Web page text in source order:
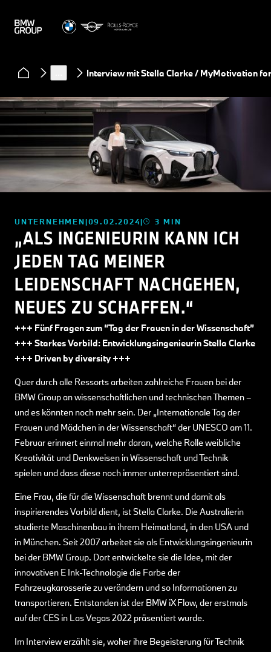
NewsInterview mit Stella Clarke / MyMotivation
UNTERNEHMEN 09.02.2024 3 MIN
„ALS INGENIEURIN KANN ICH
JEDEN TAG MEINER
LEIDENSCHAFT NACHGEHEN,
NEUES ZU SCHAFFEN.“
+++ Fünf Fragen zum “Tag der Frauen in der Wissenschaft”
+++ Starkes Vorbild: Entwicklungsingenieurin Stella Clarke
+++ Driven by diversity +++
Quer durch alle Ressorts arbeiten zahlreiche Frauen bei der
BMW Group an wissenschaftlichen und technischen Themen –
und es könnten noch mehr sein. Der „Internationale Tag der
Frauen und Mädchen in der Wissenschaft“ der UNESCO am 11.
Februar erinnert einmal mehr daran, welche Rolle weibliche
Kreativität und Denkweisen in Wissenschaft und Technik
spielen und dass diese noch immer unterrepräsentiert sind.
Eine Frau, die für die Wissenschaft brennt und damit als
inspirierendes Vorbild dient, ist Stella Clarke. Die Australierin
studierte Maschinenbau in ihrem Heimatland, in den USA und
in München. Seit 2007 arbeitet sie als Entwicklungsingenieurin
bei der BMW Group. Dort entwickelte sie die Idee, mit der
innovativen E Ink-Technologie die Farbe der
Fahrzeugkarosserie zu verändern und so Informationen zu
transportieren. Entstanden ist der BMW iX Flow, der erstmals
auf der CES in Las Vegas 2022 präsentiert wurde.
Im Interview erzählt sie, woher ihre Begeisterung für Technik